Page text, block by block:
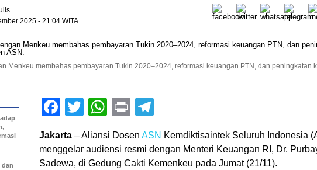
2025 - 21:04 WITA
Menkeu membahas pembayaran Tukin 2020–2024, reformasi keuangan PTN, dan peningkatan
Facebook
TwitterWhatsApp
Print
Jakarta – Aliansi Dosen ASN Kemdiktisaintek Seluruh Indonesia
menggelar audiensi resmi dengan Menteri Keuangan RI, Dr.
Sadewa, di Gedung Cakti Kemenkeu pada Jumat (21/11).
dan